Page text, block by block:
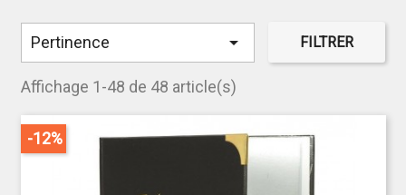
21x29.7cm
Pertinence  FILTRER
Affichage 1-48 de 48 article(s)
-12%